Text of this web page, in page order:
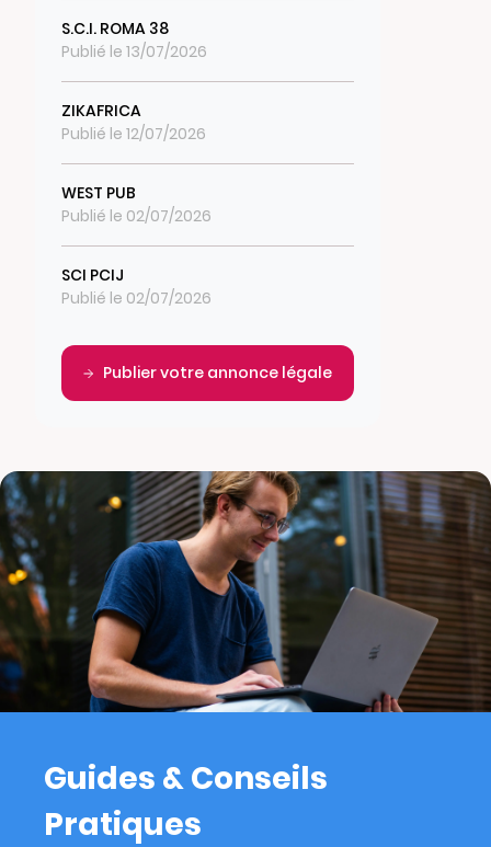
S.C.I. ROMA 38
Publié le 13/07/2026
ZIKAFRICA
Publié le 12/07/2026
WEST PUB
Publié le 02/07/2026
SCI PCIJ
Publié le 02/07/2026
Publier votre annonce légale
Guides & Conseils
Pratiques